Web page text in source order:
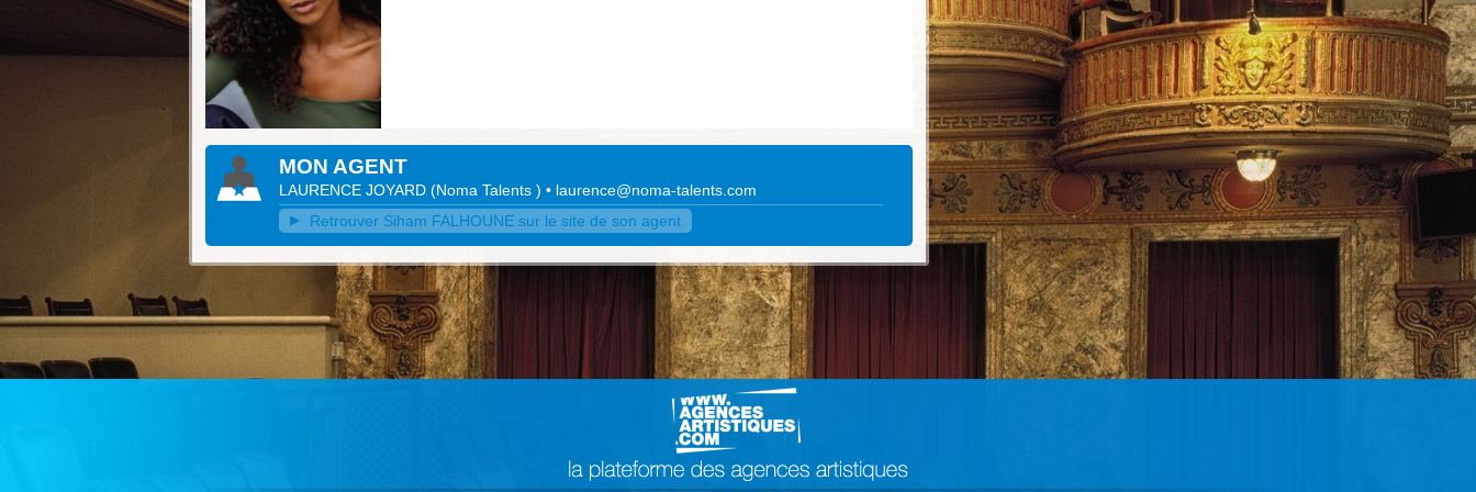
MON AGENT
LAURENCE JOYARD (Noma Talents ) • laurence@noma-talents.com
Retrouver Siham FALHOUNE sur le site de son agent